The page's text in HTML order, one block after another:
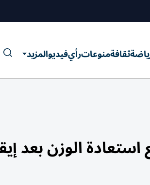
ثقافةمنوعاترأيفيديوالمزيد
الوزن بعد